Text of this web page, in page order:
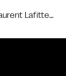
Lafitte…